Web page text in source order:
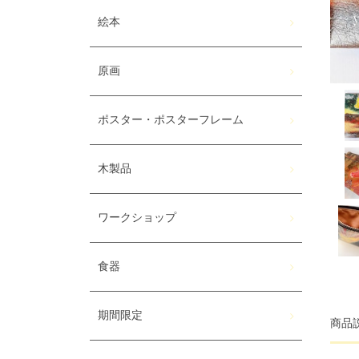
商品
絵本
原画
ポスター・ポスターフレーム
木製品
ワークショップ
食器
期間限定